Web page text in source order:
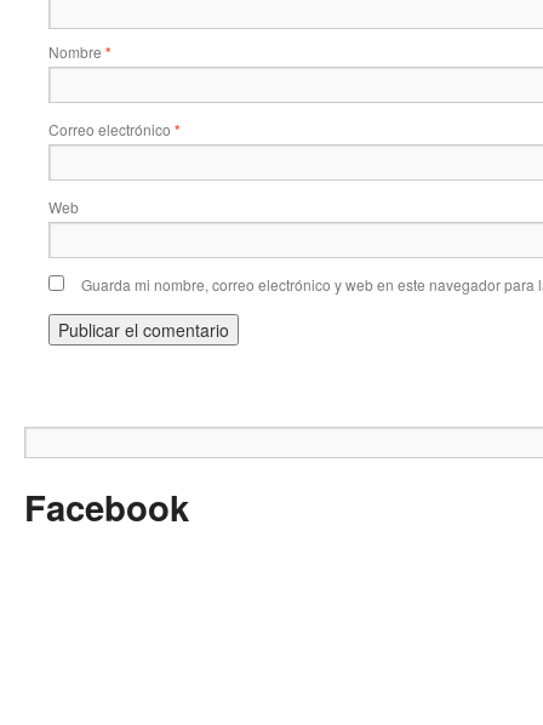
Nombre *
Correo electrónico *
Web
Guarda mi nombre, correo electrónico y web en este navegador para
Facebook